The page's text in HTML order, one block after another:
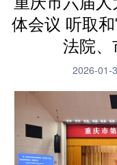
体会议 听取
法院
2026-01-